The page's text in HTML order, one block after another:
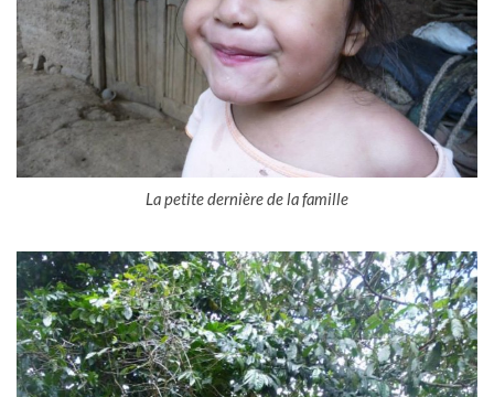
La petite dernière de la famille